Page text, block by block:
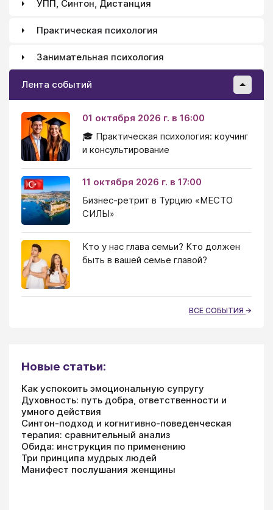
УПП, Синтон, Дистанция
Практическая психология
Занимательная психология
Лента событий
01 октября 2026 г. в 16:00
🎓 Практическая психология: коучинг
и консультирование
11 октября 2026 г. в 17:00
Бизнес-ретрит в Турцию «МЕСТО
СИЛЫ»
Кто у нас глава семьи? Кто должен
быть в вашей семье главой?
ВСЕ СОБЫТИЯ
Новые статьи:
Как успокоить эмоциональную супругу
Духовность: путь добра, ответственности и
умного действия
Синтон-подход и когнитивно-поведенческая
терапия: сравнительный анализ
Обида: инструкция по применению
Три принципа мудрых людей
Манифест послушания женщины